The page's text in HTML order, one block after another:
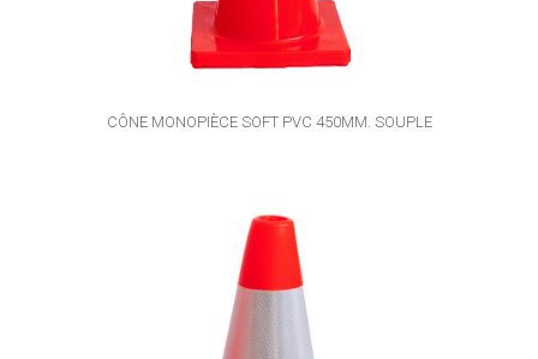
CÔNE MONOPIÈCE SOFT PVC 450MM. SOUPLE